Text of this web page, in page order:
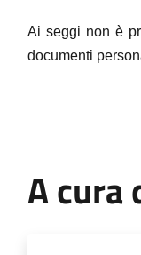
Ai seggi non è
documenti
A cura